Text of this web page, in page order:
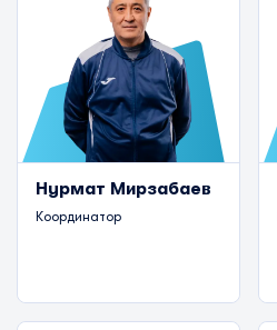
Нурмат Мирзабаев
Координатор